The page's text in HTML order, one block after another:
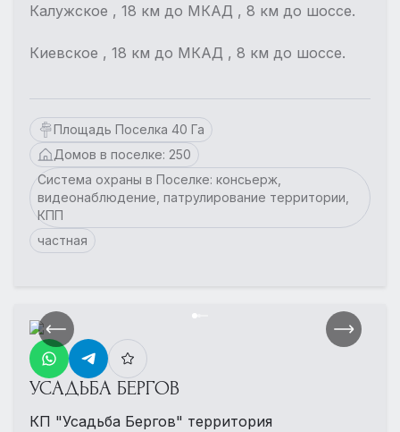
Калужское , 18 км до МКАД , 8 км до шоссе.
Киевское , 18 км до МКАД , 8 км до шоссе.
Площадь Поселка 40 Га
Домов в поселке: 250
Система охраны в Поселке: консьерж,
видеонаблюдение, патрулирование территории,
КПП
частная
УСАДЬБА БЕРГОВ
КП "Усадьба Бергов" территория